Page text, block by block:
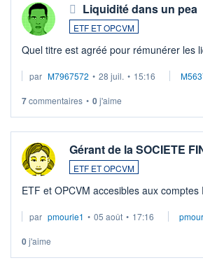
Liquidité dans un pea
ETF ET OPCVM
Quel titre est agréé pour rémunérer les
par M7967572 • 28 juil. • 15:16
7commentaires • 0j'aime
Gérant de la SOCIETE
ETF ET OPCVM
ETF et OPCVM accesibles aux
par pmourie1 • 05 août • 17:16
0j'aime